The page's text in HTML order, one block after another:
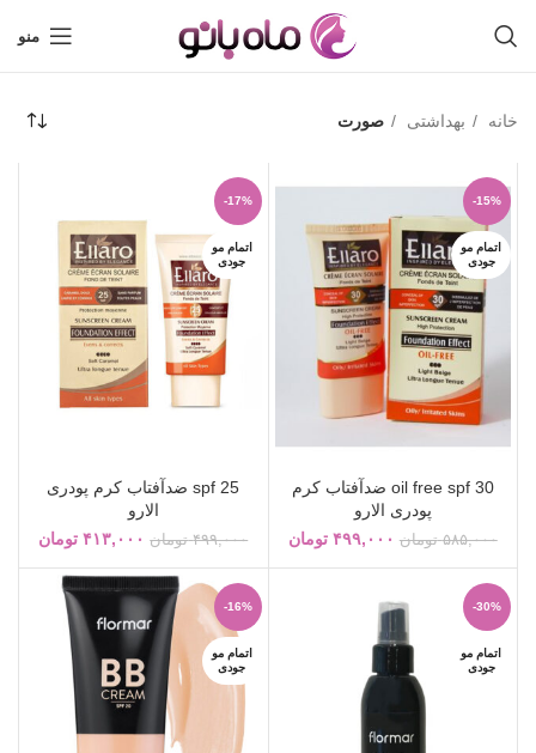
منو
خانه بهداشتی صورت
-15%
اتمام مو
جودی
oil free spf 30 ضدآفتاب کرم
پودری الارو
۵۸۵,۰۰۰ تومان ۴۹۹,۰۰۰ تومان
-17%
اتمام مو
جودی
spf 25 ضدآفتاب کرم پودری
الارو
۴۹۹,۰۰۰ تومان ۴۱۳,۰۰۰ تومان
-30%
اتمام مو
جودی
-16%
اتمام مو
جودی